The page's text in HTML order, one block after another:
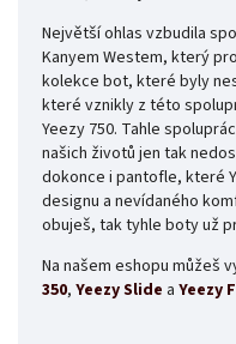
Největší ohlas vzbudila
Kanyem Westem, který
kolekce bot, které byly
které vznikly z této
Yeezy 750. Tahle
našich životů jen tak
dokonce i pantofle, které
designu a nevídaného
obuješ, tak tyhle boty už
Na našem eshopu můžeš
350, Yeezy Slide a Yeezy